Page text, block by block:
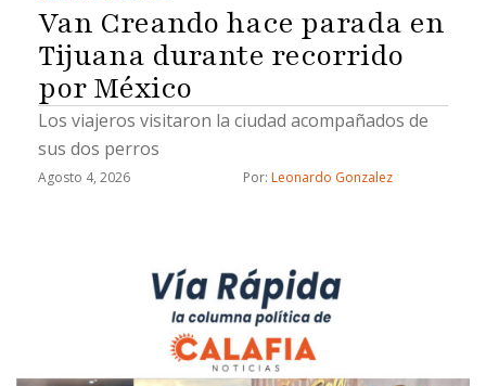
Van Creando hace parada en
Tijuana durante recorrido
por México
Los viajeros visitaron la ciudad acompañados de
sus dos perros
Agosto 4, 2026 Por: Leonardo Gonzalez